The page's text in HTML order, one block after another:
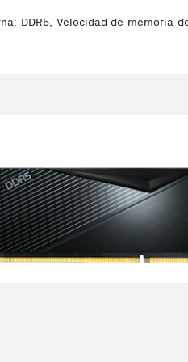
DDR5, Velocidad de memoria